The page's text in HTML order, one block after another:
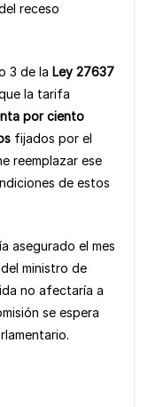
receso
3 de la Ley 27637
la tarifa
por ciento
fijados por el
reemplazar ese
de estos
asegurado el mes
ministro de
no afectaría a
se espera